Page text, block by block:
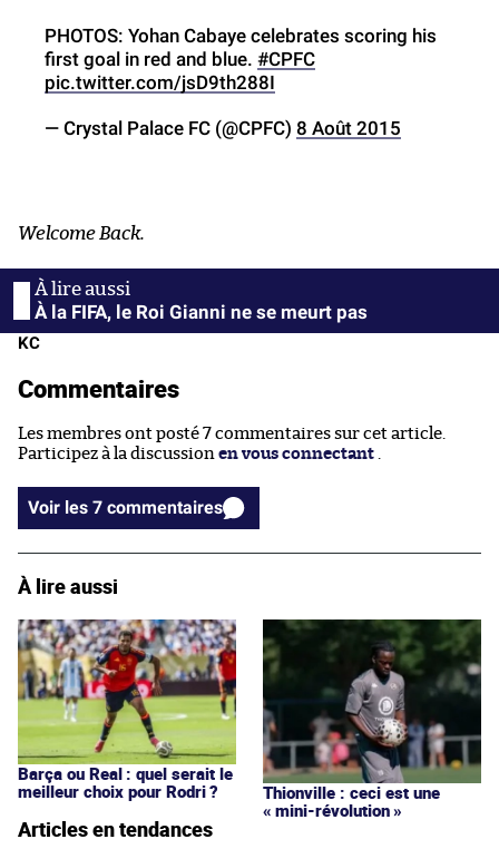
PHOTOS: Yohan Cabaye celebrates scoring his
first goal in red and blue. #CPFC
pic.twitter.com/jsD9th288I
— Crystal Palace FC (@CPFC) 8 Août 2015
Welcome Back.
À la FIFA, le Roi Gianni ne se meurt pas
KC
Commentaires
Les membres ont posté 7 commentaires sur cet article.
Participez à la discussion en vous connectant .
Voir les 7 commentaires
À lire aussi
Barça ou Real : quel serait le
meilleur choix pour Rodri ?
Thionville : ceci est une
« mini-révolution »
Articles en tendances